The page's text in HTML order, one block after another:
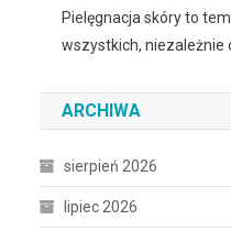
Pielęgnacja skóry to
wszystkich, niezależnie
ARCHIWA
sierpień 2026
lipiec 2026